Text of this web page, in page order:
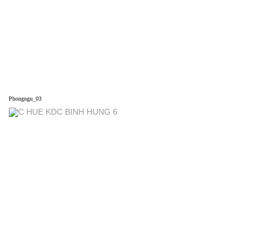
Phongngu_03